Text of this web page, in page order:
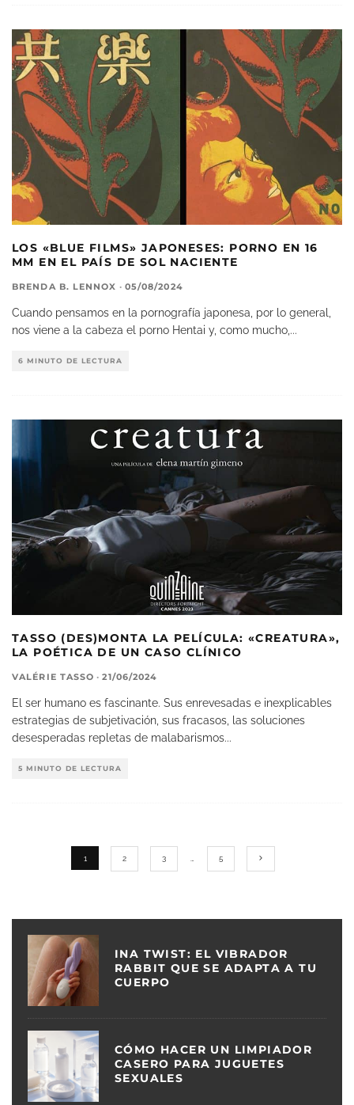
LOS «BLUE FILMS» JAPONESES: PORNO EN 16
MM EN EL PAÍS DE SOL NACIENTE
BRENDA B. LENNOX · 05/08/2024
Cuando pensamos en la pornografía japonesa, por lo general,
nos viene a la cabeza el porno Hentai y, como mucho, ...
6 MINUTO DE LECTURA
TASSO (DES)MONTA LA PELÍCULA: «CREATURA»,
LA POÉTICA DE UN CASO CLÍNICO
VALÉRIE TASSO · 21/06/2024
El ser humano es fascinante. Sus enrevesadas e inexplicables
estrategias de subjetivación, sus fracasos, las soluciones
desesperadas repletas de malabarismos...
5 MINUTO DE LECTURA
1 2 3 5
INA TWIST: EL VIBRADOR
RABBIT QUE SE ADAPTA A TU
CUERPO
CÓMO HACER UN LIMPIADOR
CASERO PARA JUGUETES
SEXUALES